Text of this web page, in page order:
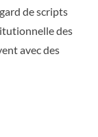
de scripts
des
avec des